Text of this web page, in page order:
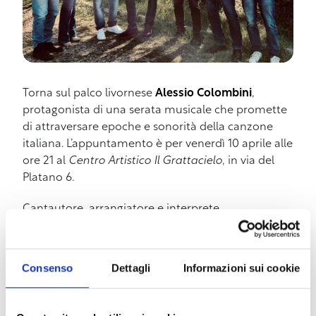
Consenso Dettagli Informazioni sui cookie
Torna sul palco livornese Alessio Colombini,
protagonista di una serata musicale che promette
di attraversare epoche e sonorità della canzone
italiana. L’appuntamento è per venerdì 10 aprile alle
ore 21 al Centro Artistico Il Grattacielo, in via del
Platano 6.
Cantautore, arrangiatore e interprete
rappresenta una figura
personale e riconoscibile. La sua carriera ha avuto